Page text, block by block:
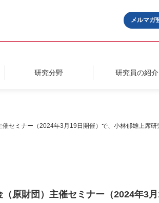
メルマガ
研究分野 研究員の紹介
セミナー（2024年3月19日開催）で、小林郁雄上席
原財団）主催セミナー（2024年3